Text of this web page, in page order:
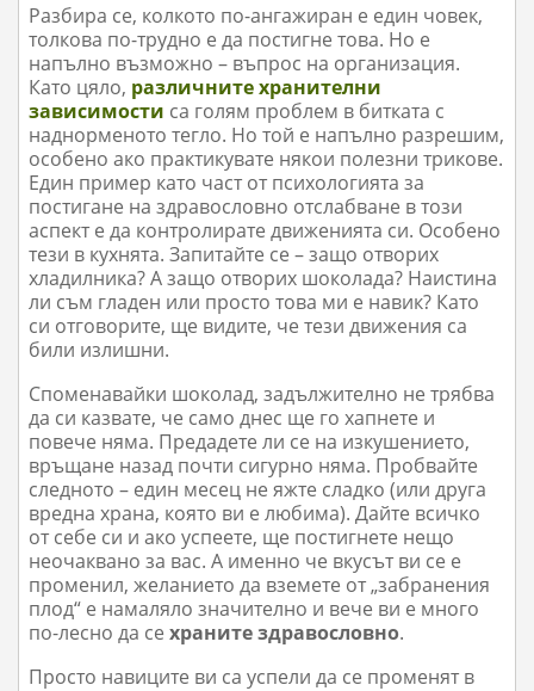
Разбира се, колкото по-ангажиран е един човек,
толкова по-трудно е да постигне това. Но е
напълно възможно – въпрос на организация.
Като цяло, различните хранителни
зависимости са голям проблем в битката с
наднорменото тегло. Но той е напълно разрешим,
особено ако практикувате някои полезни трикове.
Един пример като част от психологията за
постигане на здравословно отслабване в този
аспект е да контролирате движенията си. Особено
тези в кухнята. Запитайте се – защо отворих
хладилника? А защо отворих шоколада? Наистина
ли съм гладен или просто това ми е навик? Като
си отговорите, ще видите, че тези движения са
били излишни.
Споменавайки шоколад, задължително не трябва
да си казвате, че само днес ще го хапнете и
повече няма. Предадете ли се на изкушението,
връщане назад почти сигурно няма. Пробвайте
следното – един месец не яжте сладко (или друга
вредна храна, която ви е любима). Дайте всичко
от себе си и ако успеете, ще постигнете нещо
неочаквано за вас. А именно че вкусът ви се е
променил, желанието да вземете от „забранения
плод“ е намаляло значително и вече ви е много
по-лесно да сехраните здравословно.
Просто навиците ви са успели да се променят в